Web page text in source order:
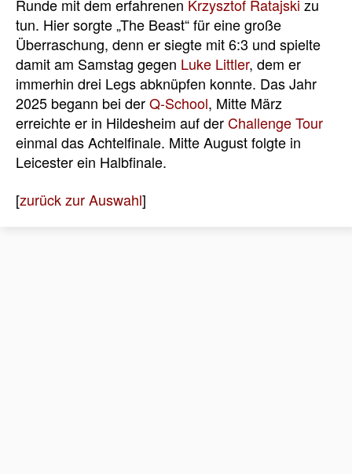
Runde mit dem erfahrenen Krzysztof Ratajski zu
tun. Hier sorgte „The Beast“ für eine große
Überraschung, denn er siegte mit 6:3 und spielte
damit am Samstag gegen Luke Littler, dem er
immerhin drei Legs abknüpfen konnte. Das Jahr
2025 begann bei derQ-School, Mitte März
erreichte er in Hildesheim auf derChallenge Tour
einmal das Achtelfinale. Mitte August folgte in
Leicester ein Halbfinale.
[zurück zur Auswahl]